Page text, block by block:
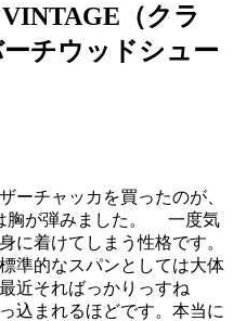
（クラ
チウッドシュー
チャッカを買ったのが、
胸が弾みました。 一度気
に着けてしまう性格です。
準的なスパンとしては大体
近そればっかりっすね
込まれるほどです。本当に